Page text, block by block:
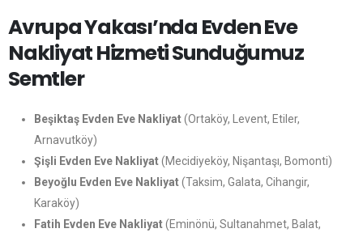
Avrupa Yakası’nda Evden Eve
Nakliyat Hizmeti Sunduğumuz
Semtler
Beşiktaş Evden Eve Nakliyat(Ortaköy, Levent, Etiler,
Arnavutköy)
Şişli Evden Eve Nakliyat(Mecidiyeköy, Nişantaşı, Bomonti)
Beyoğlu Evden Eve Nakliyat(Taksim, Galata, Cihangir,
Karaköy)
Fatih Evden Eve Nakliyat(Eminönü, Sultanahmet, Balat,